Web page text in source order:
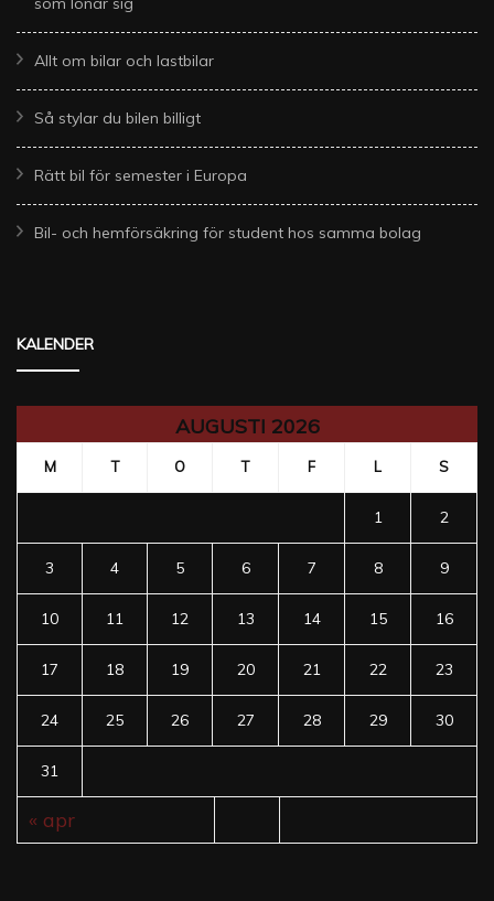
Allt om bilar och lastbilar
Så stylar du bilen billigt
Rätt bil för semester i Europa
Bil- och hemförsäkring för student hos samma bolag
KALENDER
AUGUSTI 2026
M T O T F L S
1 2
3 4 5 6 7 8 9
10 11 12 13 14 15 16
17 18 19 20 21 22 23
24 25 26 27 28 29 30
31
« apr